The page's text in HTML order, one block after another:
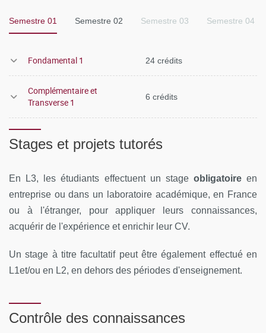
ou en entreprise.
Programme des enseignements de la Licence de
Chimie, parcours Chimie - Biologie :
Semestre 01 Semestre 02 Semestre 03 Semestre 04
Fondamental 1 24 crédits
Complémentaire et
Transverse 1
6 crédits
Stages et projets tutorés
En L3, les étudiants effectuent un stage obligatoireen
entreprise ou dans un laboratoire académique, en France
ou à l'étranger, pour appliquer leurs connaissances,
acquérir de l'expérience et enrichir leur CV.
Un stage à titre facultatif peut être également effectué en
L1et/ou en L2, en dehors des périodes d'enseignement.
Contrôle des connaissances